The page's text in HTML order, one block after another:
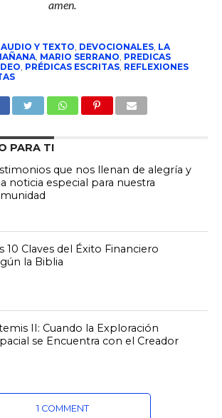
amen.
AUDIO Y TEXTO, DEVOCIONALES, LA
, MARIO SERRANO, PREDICAS
, PRÉDICAS ESCRITAS, REFLEXIONES
PARA TI
que nos llenan de alegría y
noticia especial para nuestra
10 Claves del Éxito Financiero
la Biblia
II: Cuando la Exploración
se Encuentra con el Creador
1 COMMENT